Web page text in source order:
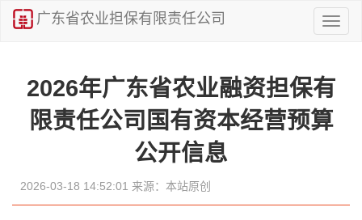
广东省农业担保有限责任公司
2026年广东省农业融资担保有
限责任公司国有资本经营预算
公开信息
2026-03-18 14:52:01 来源：本站原创